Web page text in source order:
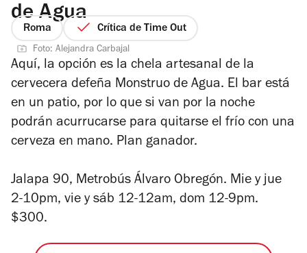
de Agua
Roma Crítica de Time Out
Foto: Alejandra Carbajal
Aquí, la opción es la chela artesanal de la
cervecera defeña Monstruo de Agua. El bar está
en un patio, por lo que si van por la noche
podrán acurrucarse para quitarse el frío con una
cerveza en mano. Plan ganador.
Jalapa 90, Metrobús Álvaro Obregón. Mie y jue
2-10pm, vie y sáb 12-12am, dom 12-9pm.
$300.